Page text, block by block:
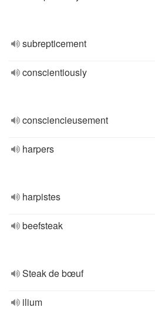
subrepticement
conscientiously
consciencieusement
harpers
harpistes
beefsteak
Steak de bœuf
ilium